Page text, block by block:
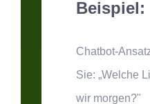
Beispiel:
Chatbot-
Sie: „Welche
wir morgen?"